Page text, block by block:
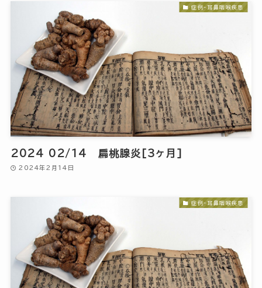
症例-耳鼻咽喉疾患
2024 02/14 扁桃腺炎[3ヶ月]
2024年2月14日
症例-耳鼻咽喉疾患